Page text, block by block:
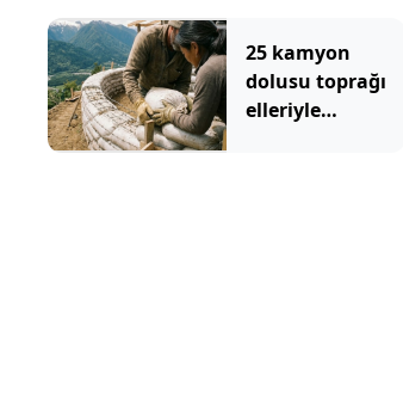
25 kamyon
dolusu toprağı
elleriyle